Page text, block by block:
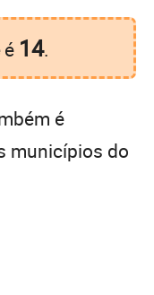
é 14.
é
municípios do